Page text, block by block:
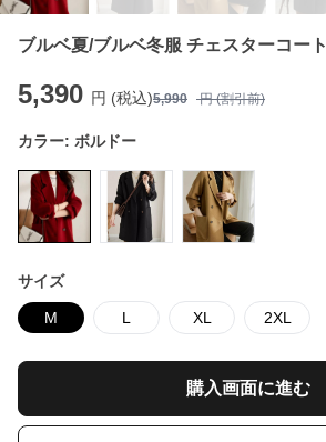
ブルベ夏/ブルベ冬服 チェスターコート
5,390 円 (税込)5,990 円 (割引前)
カラー: ボルドー
サイズ
M L XL 2XL
購入画面に進む